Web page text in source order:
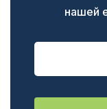
нашей